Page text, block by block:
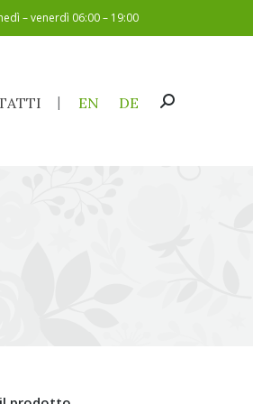
– venerdì 06:00 – 19:00
EN DE Cerca:
EN DE